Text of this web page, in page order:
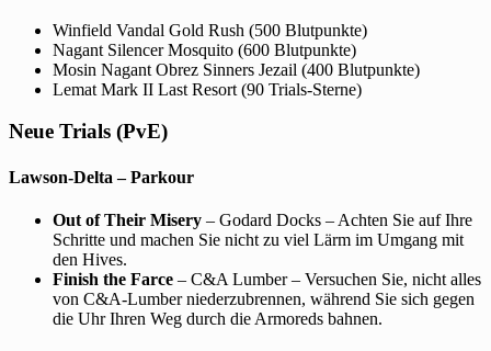
Winfield Vandal Gold Rush (500 Blutpunkte)
Nagant Silencer Mosquito (600 Blutpunkte)
Mosin Nagant Obrez Sinners Jezail (400 Blutpunkte)
Lemat Mark II Last Resort (90 Trials-Sterne)
Neue Trials (PvE)
Lawson-Delta – Parkour
Out of Their Misery – Godard Docks – Achten Sie auf Ihre
Schritte und machen Sie nicht zu viel Lärm im Umgang mit
den Hives.
Finish the Farce – C&A Lumber – Versuchen Sie, nicht alles
von C&A-Lumber niederzubrennen, während Sie sich gegen
die Uhr Ihren Weg durch die Armoreds bahnen.